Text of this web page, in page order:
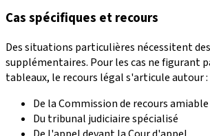
Cas spécifiques et recours
Des situations particulières nécessitent
supplémentaires. Pour les cas ne figurant
tableaux, le recours légal s'articule autour :
De la Commission de recours amiable
Du tribunal judiciaire spécialisé